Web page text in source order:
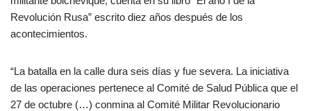
Revolución Rusa” escrito diez años después de los
acontecimientos.
“La batalla en la calle dura seis días y fue severa. La iniciativa
de las operaciones pertenece al Comité de Salud Pública que el
27 de octubre (…) conmina al Comité Militar Revolucionario